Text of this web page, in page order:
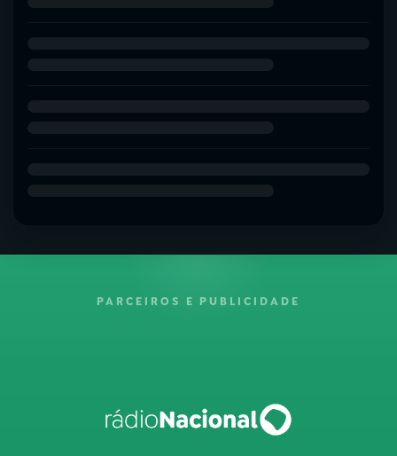
PARCEIROS E PUBLICIDADE